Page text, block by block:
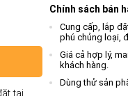
tại
Chính sách bán
Cung cấp, lắp
phú chủng loại,
Giá cả hợp lý,
khách hàng.
Dùng thử sản